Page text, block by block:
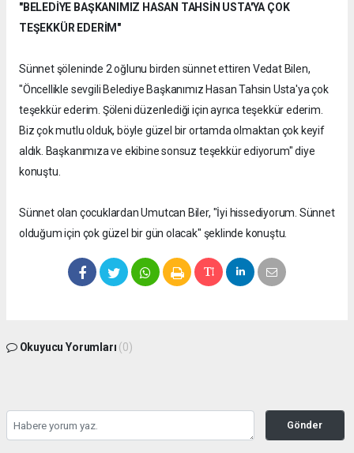
"BELEDİYE BAŞKANIMIZ HASAN TAHSİN USTA'YA ÇOK
TEŞEKKÜR EDERİM"
Sünnet şöleninde 2 oğlunu birden sünnet ettiren Vedat Bilen,
"Öncellikle sevgili Belediye Başkanımız Hasan Tahsin Usta'ya çok
teşekkür ederim. Şöleni düzenlediği için ayrıca teşekkür ederim.
Biz çok mutlu olduk, böyle güzel bir ortamda olmaktan çok keyif
aldık. Başkanımıza ve ekibine sonsuz teşekkür ediyorum" diye
konuştu.
Sünnet olan çocuklardan Umutcan Biler, "İyi hissediyorum. Sünnet
olduğum için çok güzel bir gün olacak" şeklinde konuştu.
Okuyucu Yorumları (0)
Gönder